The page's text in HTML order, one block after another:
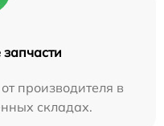
производителя в
складах.